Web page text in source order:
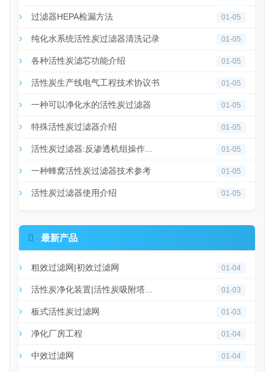
过滤器HEPA检漏方法 01-05
纯化水系统活性炭过滤器清洗记录 01-05
各种活性炭滤芯功能介绍 01-05
活性炭生产线电气工程技术协议书 01-05
一种可以净化水的活性炭过滤器 01-05
特殊活性炭过滤器介绍 01-05
活性炭过滤器:反渗透机组操作... 01-05
一种蜂窝活性炭过滤器技术参考 01-05
活性炭过滤器使用介绍 01-05
 最新产品
粗效过滤网|初效过滤网 01-04
活性炭净化装置|活性炭吸附塔... 01-03
板式活性炭过滤网 01-03
净化厂房工程 01-04
中效过滤网 01-04